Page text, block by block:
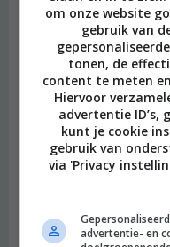
om onze website
gebruik van
tonen, de
content te meten
Hiervoor
advertentie ID’s,
kunt je cookie
gebruik van
via 'Privacy
advertentie- en